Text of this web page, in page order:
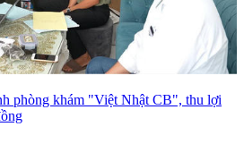
phòng khám "Việt Nhật CB", thu lợi